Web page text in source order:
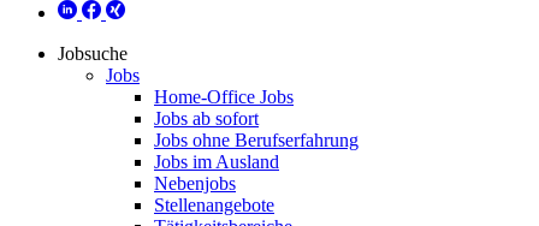
Jobsuche
Jobs
Home-Office Jobs
Jobs ab sofort
Jobs ohne Berufserfahrung
Jobs im Ausland
Nebenjobs
Stellenangebote